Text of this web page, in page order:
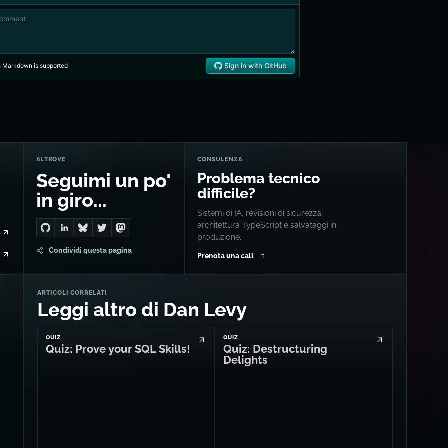
ALTROVE
Seguimi un po'
in giro...
Go to Dan's GitHub
Connect with me on LinkedIn
Follow me on Bluesky
Follow me on Twitter
Follow me on Mastodon
Condividi questa pagina
CONSULENZA
Problema tecnico
difficile?
Sistemi di IA, revisioni di sicurezza,
architettura TypeScript e salvataggi in
produzione.
Prenota una call
ARTICOLI CORRELATI
Leggi altro di Dan Levy
QUIZ
Quiz: Prove your SQL Skills!
QUIZ
Quiz: Destructuring
Delights